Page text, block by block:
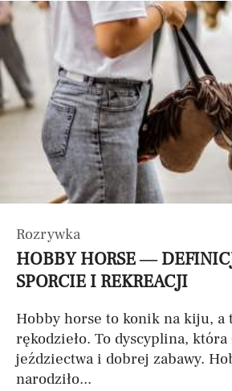
Rozrywka
HOBBY HORSE —
SPORCIE I REKREACJI
Hobby horse to konik na kiju, a
rękodzieło. To dyscyplina, która
jeździectwa i dobrej zabawy.
narodziło...